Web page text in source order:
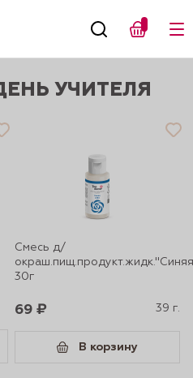
УЧИТЕЛЯ
Смесь д/
30г
69 ₽ 39 г.
В корзину